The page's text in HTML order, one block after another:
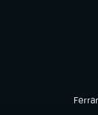
(abre